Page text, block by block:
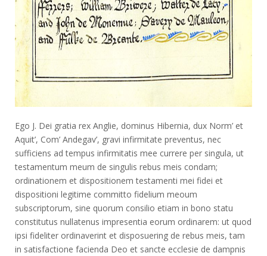
Ego J. Dei gratia rex Anglie, dominus Hibernia, dux Norm’ et
Aquit’, Com’ Andegav’, gravi infirmitate preventus, nec
sufficiens ad tempus infirmitatis mee currere per singula, ut
testamentum meum de singulis rebus meis condam;
ordinationem et dispositionem testamenti mei fidei et
dispositioni legitime committo fidelium meoum
subscriptorum, sine quorum consilio etiam in bono statu
constitutus nullatenus impresentia eorum ordinarem: ut quod
ipsi fideliter ordinaverint et disposuering de rebus meis, tam
in satisfactione facienda Deo et sancte ecclesie de dampnis